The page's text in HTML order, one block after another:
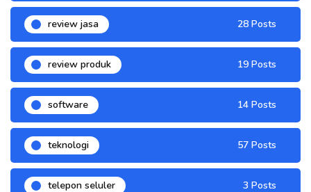
review jasa 28 Posts
review produk 19 Posts
software 14 Posts
teknologi 57 Posts
telepon seluler 3 Posts